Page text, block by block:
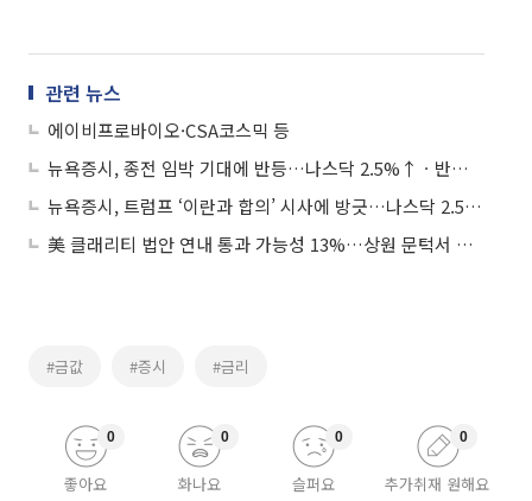
관련 뉴스
에이비프로바이오·CSA코스믹 등
뉴욕증시, 종전 임박 기대에 반등…나스닥 2.5%↑ㆍ반도체 7.9%↑
뉴욕증시, 트럼프 ‘이란과 합의’ 시사에 방긋…나스닥 2.54%↑
美 클래리티 법안 연내 통과 가능성 13%…상원 문턱서 제동
#금값 #증시 #금리
좋아요
0
화나요
0
슬퍼요
0
추가취재 원해요
0